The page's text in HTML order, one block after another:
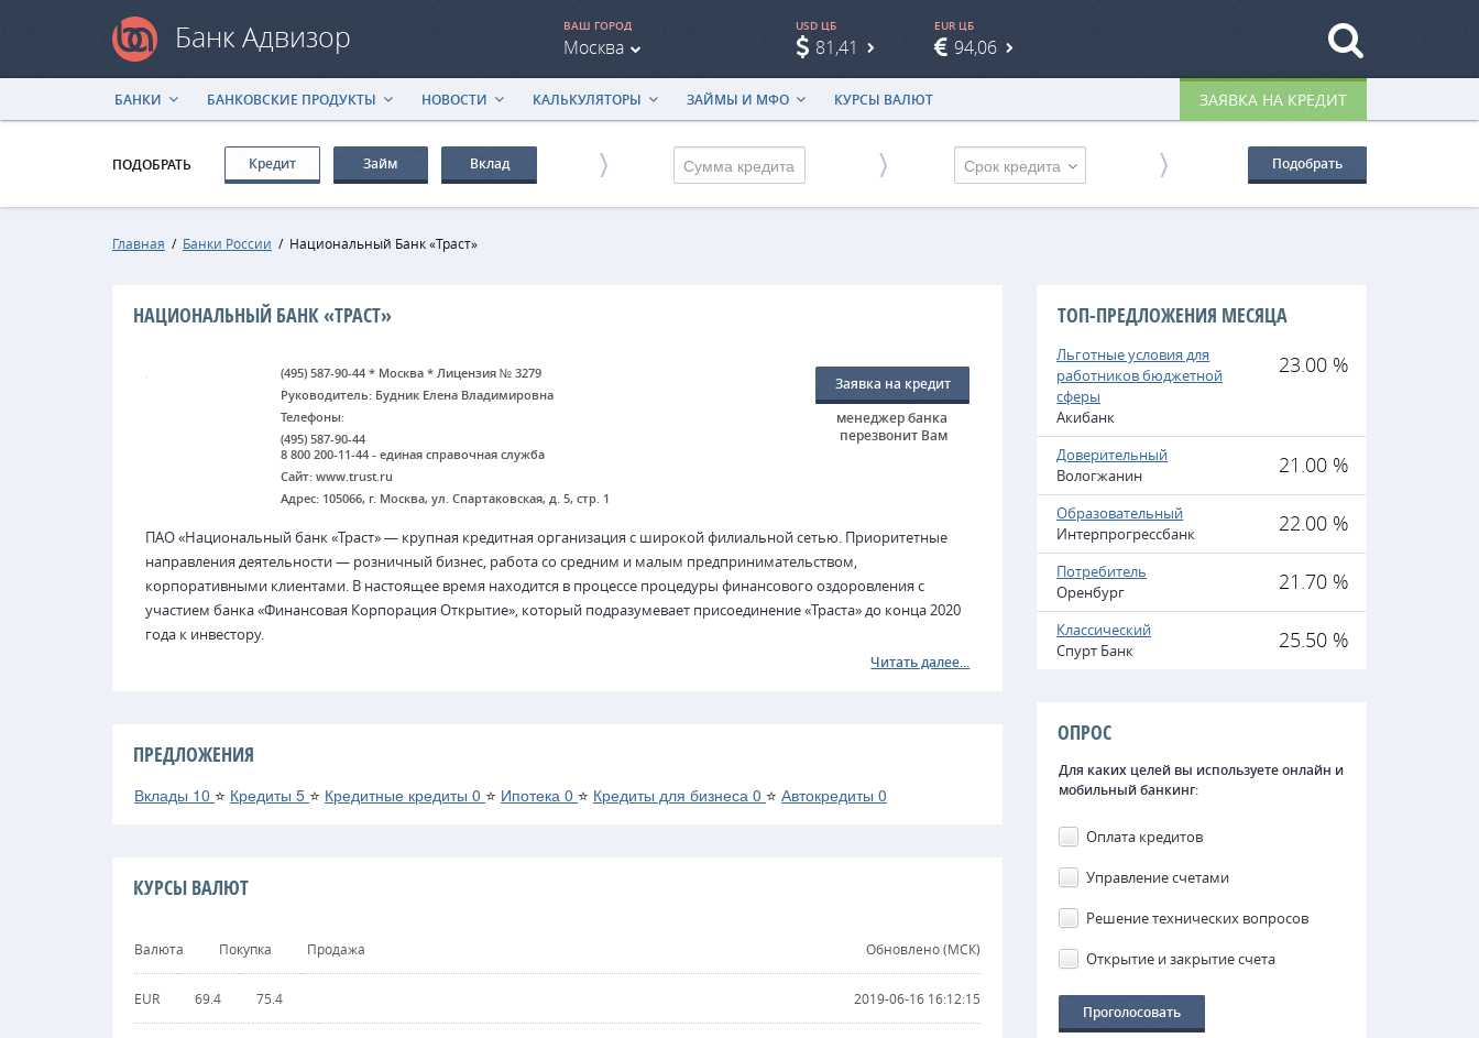
Банк Адвизор
ЗАЯВКА НА КРЕДИТ
БАНКИ БАНКОВСКИЕ ПРОДУКТЫ НОВОСТИ КАЛЬКУЛЯТОРЫ ЗАЙМЫ И МФО КУРСЫ ВАЛЮТ
ВАШ ГОРОД
Москва
USD ЦБ
81,41
EUR ЦБ
94,06
ПОДОБРАТЬ Кредит Займ Вклад Срок кредита Подобрать
Главная / Банки России / Национальный Банк «Траст»
НАЦИОНАЛЬНЫЙ БАНК «ТРАСТ»
(495) 587-90-44 * Москва * Лицензия № 3279
Руководитель: Будник Елена Владимировна
Телефоны:
(495) 587-90-44
8 800 200-11-44 - единая справочная служба
Сайт: www.trust.ru
Адрес: 105066, г. Москва, ул. Спартаковская, д. 5, стр. 1
Заявка на кредит
менеджер банка
перезвонит Вам
ПАО «Национальный банк «Траст» — крупная кредитная организация с широкой филиальной сетью. Приоритетные
направления деятельности — розничный бизнес, работа со средним и малым предпринимательством,
корпоративными клиентами. В настоящее время находится в процессе процедуры финансового оздоровления с
участием банка «Финансовая Корпорация Открытие», который подразумевает присоединение «Траста» до конца 2020
года к инвестору.
Читать далее...
ПРЕДЛОЖЕНИЯ
Вклады 10 ⭐ Кредиты 5 ⭐ Кредитные кредиты 0 ⭐ Ипотека 0 ⭐ Кредиты для бизнеса 0 ⭐ Автокредиты 0
КУРСЫ ВАЛЮТ
Валюта Покупка Продажа Обновлено (МСК)
EUR 69.4 75.4 2019-06-16 16:12:15
ТОП-ПРЕДЛОЖЕНИЯ МЕСЯЦА
Льготные условия для
работников бюджетной
сферы
Акибанк
23.00 %
Доверительный
Вологжанин
21.00 %
Образовательный
Интерпрогрессбанк
22.00 %
Потребитель
Оренбург
21.70 %
Классический
Спурт Банк
25.50 %
ОПРОС
Для каких целей вы используете онлайн и
мобильный банкинг:
Оплата кредитов
Управление счетами
Решение технических вопросов
Открытие и закрытие счета